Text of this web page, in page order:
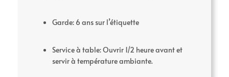
Garde: 6 ans sur l’étiquette
Service à table: Ouvrir 1/2 heure avant et
servir à température ambiante.